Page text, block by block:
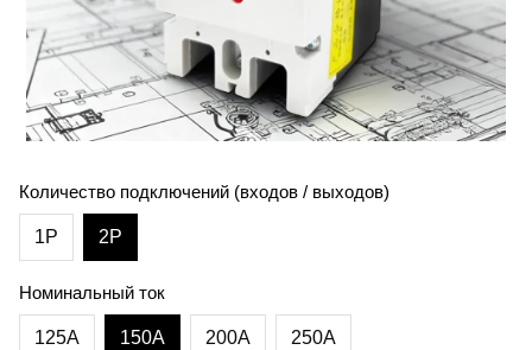
Количество подключений (входов / выходов)
1P 2P
Номинальный ток
125А 150А 200А 250А